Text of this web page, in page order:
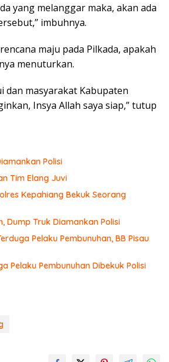
yang melanggar maka, akan ada
imbuhnya.
maju pada Pilkada, apakah
menuturkan.
dan masyarakat Kabupaten
Insya Allah saya siap,” tutup
Polisi
Tim Elang Juvi
Kepahiang Bekuk Seorang
Dump Truk Diamankan Polisi
Pelaku Pembunuhan, BB Pisau
Pelaku Pembunuhan Dibekuk Polisi